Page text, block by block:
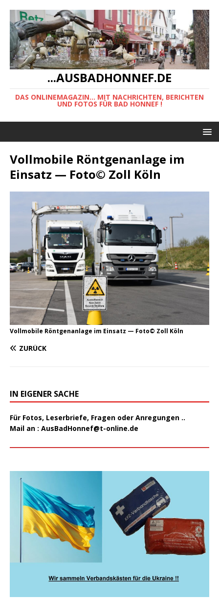
...AUSBADHONNEF.DE
DAS ONLINEMAGAZIN... MIT NACHRICHTEN, BERICHTEN
UND FOTOS FÜR BAD HONNEF !
Vollmobile Röntgenanlage im
Einsatz — Foto© Zoll Köln
Vollmobile Röntgenanlage im Einsatz — Foto© Zoll Köln
ZURÜCK
IN EIGENER SACHE
Für Fotos, Leserbriefe, Fragen oder Anregungen ..
Mail an : AusBadHonnef@t-online.de